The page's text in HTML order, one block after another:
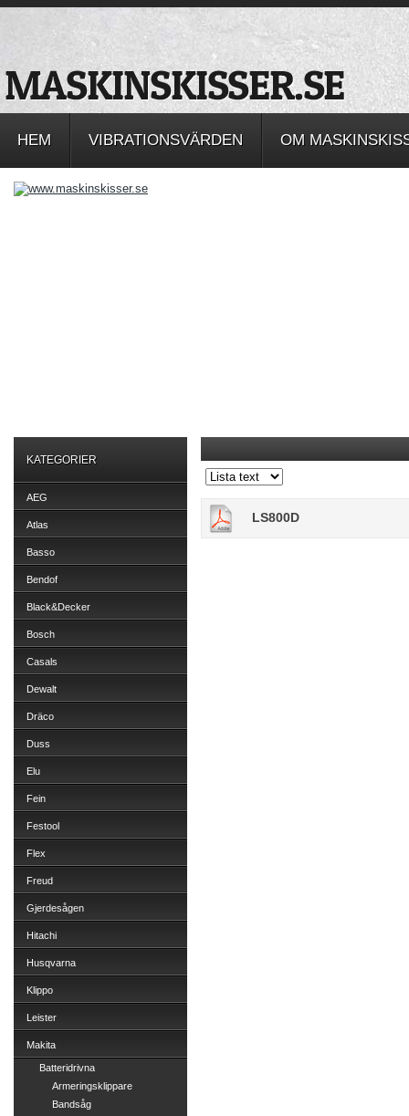
HEM VIBRATIONSVÄRDEN OM
KATEGORIER
AEG
Atlas
Basso
Bendof
Black&Decker
Bosch
Casals
Dewalt
Dräco
Duss
Elu
Fein
Festool
Flex
Freud
Gjerdesågen
Hitachi
Husqvarna
Klippo
Leister
Makita
Batteridrivna
Armeringsklippare
Bandsåg
LS800D